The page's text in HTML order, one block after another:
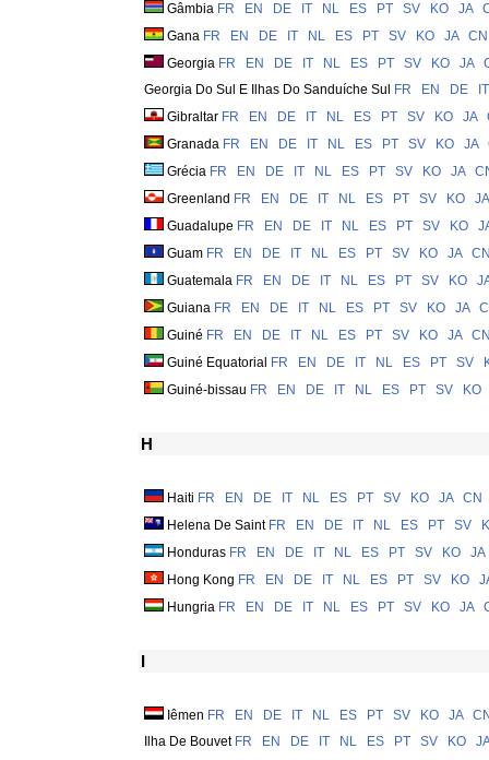
Gâmbia FR EN DE IT NL ES PT SV KO JA
Gana FR EN DE IT NL ES PT SV KO JA
CN
Georgia FR EN DE IT NL ES PT SV KO JA
Georgia Do Sul E Ilhas Do Sanduíche Sul
FR EN DE
IT
Gibraltar FR EN DE IT NL ES PT SV KO JA
Granada FR EN DE IT NL ES PT SV KO JA
Grécia FR EN DE IT NL ES PT SV KO JA
Greenland FR EN DE IT NL ES PT SV KO
JA
Guadalupe FR EN DE IT NL ES PT SV KO
Guam FR EN DE IT NL ES PT SV KO JA
Guatemala FR EN DE IT NL ES PT SV KO
Guiana FR EN DE IT NL ES PT SV KO JA
Guiné FR EN DE IT NL ES PT SV KO JA
Guiné Equatorial FR EN DE IT NL ES PT SV
Guiné-bissau FR EN DE IT NL ES PT SV KO
H
Haiti FR EN DE IT NL ES PT SV KO JA
CN
Helena De Saint FR EN DE IT NL ES PT SV
Honduras FR EN DE IT NL ES PT SV KO
JA
Hong Kong FR EN DE IT NL ES PT SV KO
Hungria FR EN DE IT NL ES PT SV KO JA
I
Iêmen FR EN DE IT NL ES PT SV KO JA
Ilha De Bouvet FR EN DE IT NL ES PT SV KO JA